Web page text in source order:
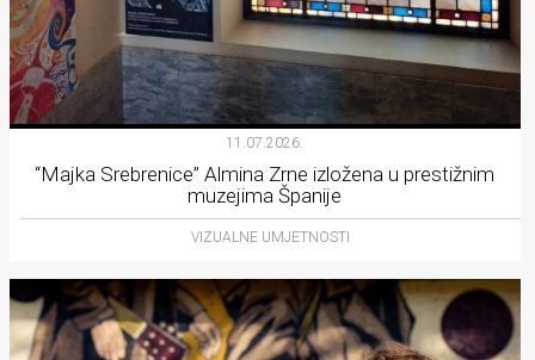
11.07.2026.
“Majka Srebrenice” Almina Zrne izložena u prestižnim
muzejima Španije
VIZUALNE UMJETNOSTI